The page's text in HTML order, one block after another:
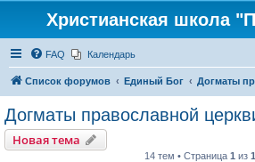
Христианская школа
FAQ Календарь
Список форумов Единый Бог Догматы
Догматы православной
Новая тема
14 тем • Страница 1 из 1